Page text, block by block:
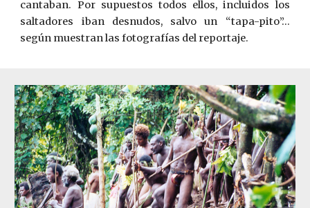
cantaban. Por supuestos todos ellos, incluidos los
saltadores iban desnudos, salvo un “tapa-pito”…
según muestran las fotografías del reportaje.